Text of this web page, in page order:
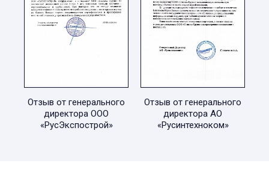
Отзыв от генерального
директора ООО
«РусЭкспострой»
Отзыв от генерального
директора АО
«Русинтехноком»